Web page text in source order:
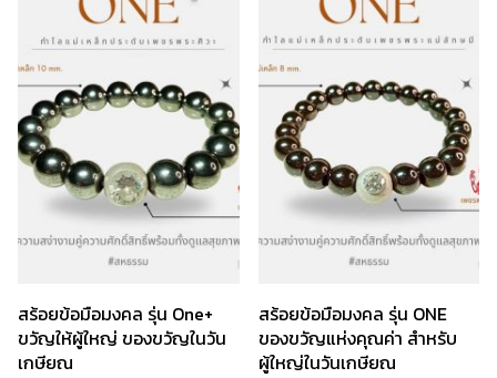
สร้อยข้อมือมงคล รุ่น One+
ขวัญให้ผู้ใหญ่ ของขวัญในวัน
เกษียณ
สร้อยข้อมือมงคล รุ่น ONE
ของขวัญแห่งคุณค่า สำหรับ
ผู้ใหญ่ในวันเกษียณ